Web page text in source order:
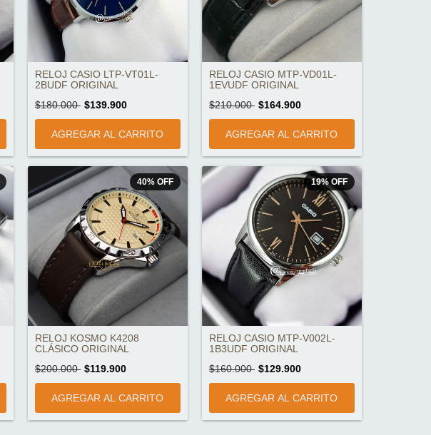
RELOJ CASIO LTP-VT01L-
2BUDF ORIGINAL
$180.000 $139.900
RELOJ CASIO MTP-VD01L-
1EVUDF ORIGINAL
$210.000 $164.900
40% OFF
RELOJ KOSMO K4208
CLÁSICO ORIGINAL
$200.000 $119.900
19%OFF
RELOJ CASIO MTP-V002L-
1B3UDF ORIGINAL
$160.000 $129.900